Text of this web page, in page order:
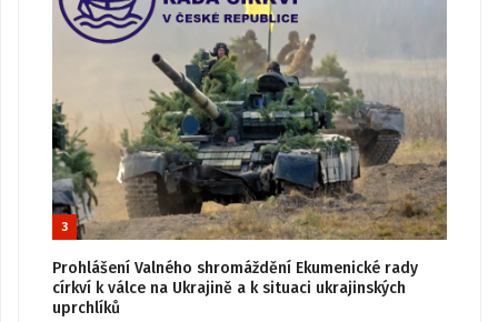
3
Prohlášení Valného shromáždění Ekumenické rady
církví k válce na Ukrajině a k situaci ukrajinských
uprchlíků